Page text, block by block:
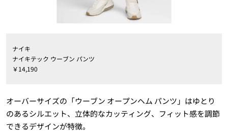
ナイキ
ナイキテック ウーブン パンツ
￥14,190
オーバーサイズの「ウーブン オープンヘム パンツ」はゆとり
のあるシルエット、立体的なカッティング、フィット感を調節
できるデザインが特徴。